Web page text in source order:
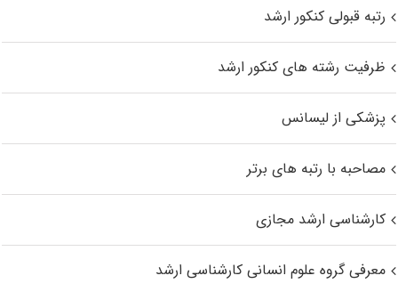
رتبه قبولی کنکور ارشد
ظرفیت رشته های کنکور ارشد
پزشکی از لیسانس
مصاحبه با رتبه های برتر
کارشناسی ارشد مجازی
معرفی گروه علوم انسانی کارشناسی ارشد